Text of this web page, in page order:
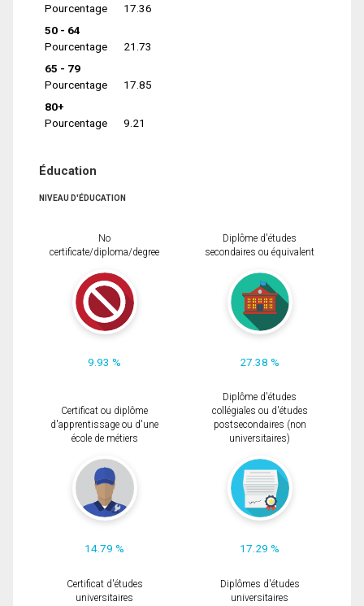
Pourcentage
17.36
50 - 64
Pourcentage
21.73
65 - 79
Pourcentage
17.85
80+
Pourcentage
9.21
Éducation
NIVEAU D'ÉDUCATION
No
certificate/diploma/degree
9.93 %
Diplôme d'études
secondaires ou équivalent
27.38 %
Certificat ou diplôme
d'apprentissage ou d'une
école de métiers
14.79 %
Diplôme d'études
collégiales ou d'études
postsecondaires (non
universitaires)
17.29 %
Certificat d'études
universitaires
Diplômes d'études
universitaires